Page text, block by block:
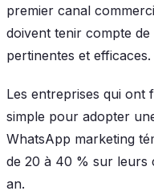
premier canal
doivent tenir compte
pertinentes et efficaces.
Les entreprises qui ont
simple pour adopter
WhatsApp marketing
de 20 à 40 % sur leurs
an.